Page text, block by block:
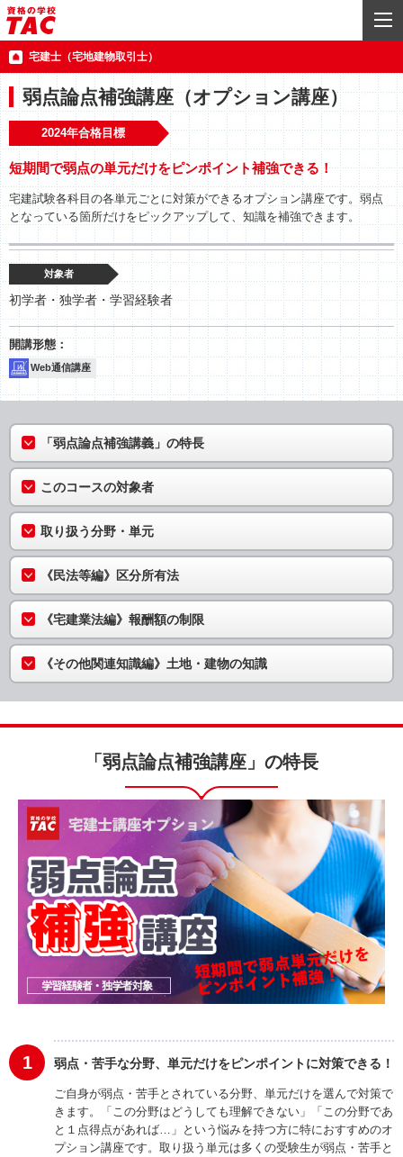
宅建士（宅地建物取引士）
弱点論点補強講座（オプション講座）
2024年合格目標
短期間で弱点の単元だけをピンポイント補強できる！
宅建試験各科目の各単元ごとに対策ができるオプション講座です。弱点
となっている箇所だけをピックアップして、知識を補強できます。
対象者
初学者・独学者・学習経験者
Web通信講座
「弱点論点補強講義」の特長
このコースの対象者
取り扱う分野・単元
《民法等編》区分所有法
《宅建業法編》報酬額の制限
《その他関連知識編》土地・建物の知識
「弱点論点補強講座」の特長
1 弱点・苦手な分野、単元だけをピンポイントに対策できる！
ご自身が弱点・苦手とされている分野、単元だけを選んで対策で
きます。「この分野はどうしても理解できない」「この分野であ
と１点得点があれば…」という悩みを持つ方に特におすすめのオ
プション講座です。取り扱う単元は多くの受験生が弱点・苦手と